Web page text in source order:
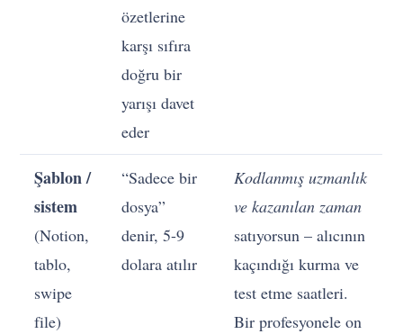
özetlerine
karşı sıfıra
doğru bir
yarışı davet
eder
Şablon /
sistem
(Notion,
tablo,
swipe
file)
“Sadece bir
dosya”
denir, 5-9
dolara atılır
Kodlanmış uzmanlık
ve kazanılan zaman
satıyorsun – alıcının
kaçındığı kurma ve
test etme saatleri.
Bir profesyonele on